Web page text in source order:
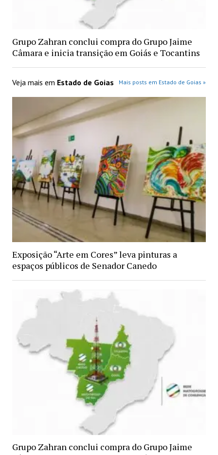
Grupo Zahran conclui compra do Grupo Jaime
Câmara e inicia transição em Goiás e Tocantins
Veja mais em Estado de Goias Mais posts em Estado de Goias »
Exposição “Arte em Cores” leva pinturas a
espaços públicos de Senador Canedo
Grupo Zahran conclui compra do Grupo Jaime